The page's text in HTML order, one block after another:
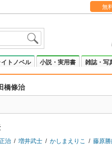
無
イトノベル 小説・実用書 雑誌・写
橋條治
治 / 増井武士 / かしまえりこ / 藤原勝